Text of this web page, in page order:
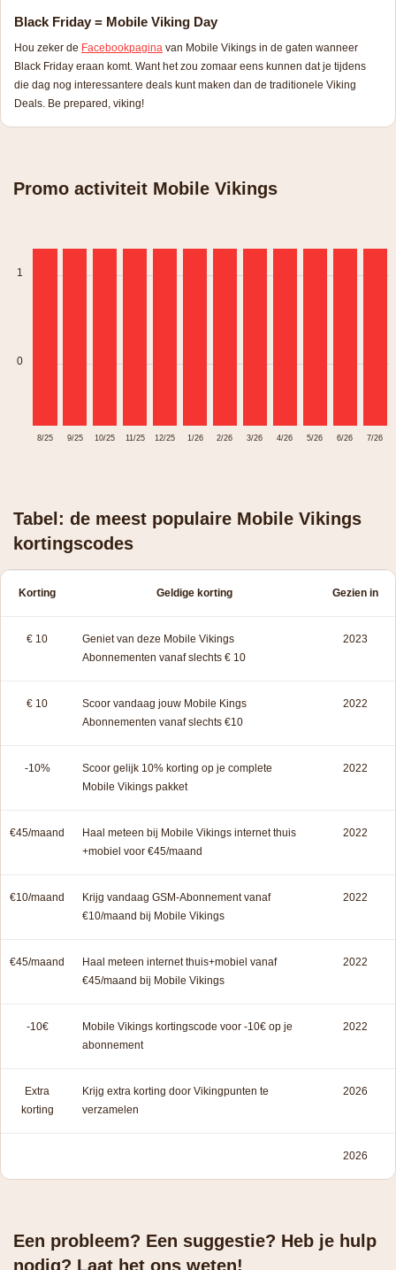
Black Friday = Mobile Viking Day
Hou zeker de Facebookpagina van Mobile Vikings in de gaten wanneer
Black Friday eraan komt. Want het zou zomaar eens kunnen dat je tijdens
die dag nog interessantere deals kunt maken dan de traditionele Viking
Deals. Be prepared, viking!
Promo activiteit Mobile Vikings
1
0
8/25 9/25 10/25 11/25 12/25 1/26 2/26 3/26 4/26 5/26 6/26 7/26
Tabel: de meest populaire Mobile Vikings
kortingscodes
Korting Geldige korting Gezien in
€ 10
Geniet van deze Mobile Vikings
Abonnementen vanaf slechts € 10
2023
€ 10
Scoor vandaag jouw Mobile Kings
Abonnementen vanaf slechts €10
2022
-10%
Scoor gelijk 10% korting op je complete
Mobile Vikings pakket
2022
€45/maand
Haal meteen bij Mobile Vikings internet thuis
+mobiel voor €45/maand
2022
€10/maand
Krijg vandaag GSM-Abonnement vanaf
€10/maand bij Mobile Vikings
2022
€45/maand
Haal meteen internet thuis+mobiel vanaf
€45/maand bij Mobile Vikings
2022
-10€
Mobile Vikings kortingscode voor -10€ op je
abonnement
2022
Extra
korting
Krijg extra korting door Vikingpunten te
verzamelen
2026
2026
Een probleem? Een suggestie? Heb je hulp
nodig? Laat het ons weten!